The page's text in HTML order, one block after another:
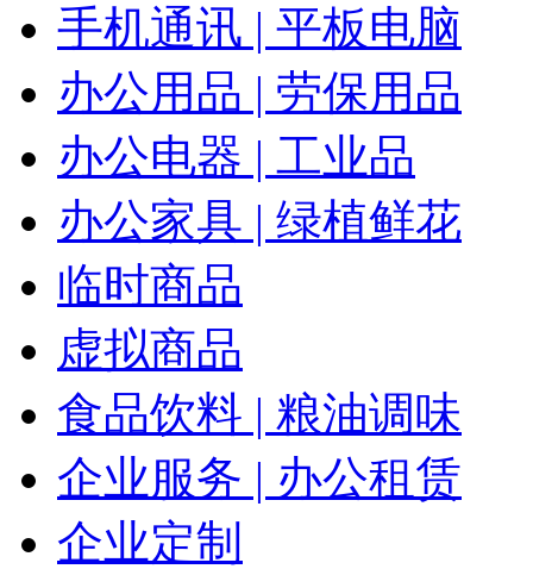
手机通讯 | 平板电脑
办公用品 | 劳保用品
办公电器 | 工业品
办公家具 | 绿植鲜花
临时商品
虚拟商品
食品饮料 | 粮油调味
企业服务 | 办公租赁
企业定制